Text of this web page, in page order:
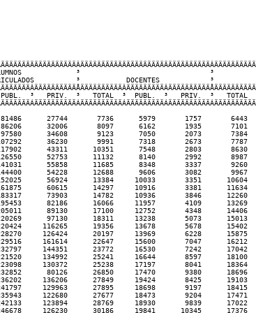
³                               ³
³           DOCENTES            ³
³   PRIV.  ³   TOTAL  ³  PUBL.  ³   PRIV.  ³   TOTAL
27744       7736      5979       1757
32006       8097      6162       1935
34608       9123      7050       2073
36230       9991      7318       2673
43311      10351      7548       2803
52753      11132      8140       2992
55858      11685      8348       3337
54228      12688      9606       3082
56924      13384     10033       3351
60615      14297     10916       3381
73903      14782     10936       3846
82186      16066     11957       4109
89130      17100     12752       4348
97130      18311     13238       5073
116265      19356     13678       5678
126424      20197     13969       6228
161614      22647     15600       7047
144351      23772     16530       7242
134992      25241     16644       8597
130372      25238     17197       8041
80126      26850     17470       9380
136206      27849     19424       8425
129963      27895     18698       9197
122680      27677     18473       9204
123894      28769     18930       9839
126230      30186     19841      10345